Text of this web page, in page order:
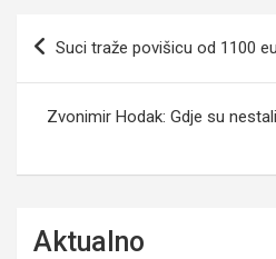
Navigacija
Suci traže povišicu od 1100
Zvonimir Hodak: Gdje su
Aktualno